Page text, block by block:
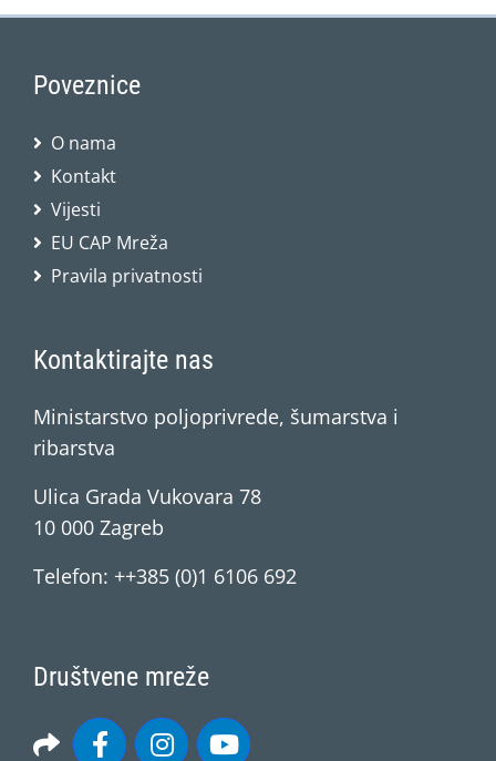
Poveznice
O nama
Kontakt
Vijesti
EU CAP Mreža
Pravila privatnosti
Kontaktirajte nas
Ministarstvo poljoprivrede, šumarstva i
ribarstva
Ulica Grada Vukovara 78
10 000 Zagreb
Telefon: ++385 (0)1 6106 692
Društvene mreže